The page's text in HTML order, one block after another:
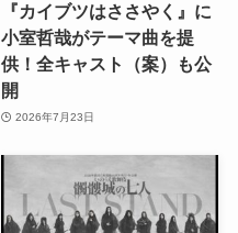
『カイブツはささやく』に
小室哲哉がテーマ曲を提
供！全キャスト（案）も公
開
2026年7月23日